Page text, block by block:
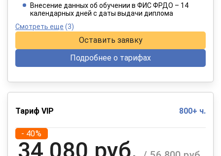
При оплате в рассрочку на 12 месяцев
Внесение данных об обучении в ФИС ФРДО – 14
календарных дней с даты выдачи диплома
Смотреть еще (3)
Оставить заявку
Подробнее о тарифах
Тариф VIP 800+ ч.
- 40%
34 080 руб.